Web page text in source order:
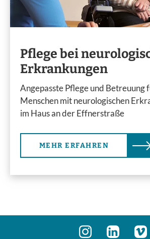
Pflege bei
Erkrankungen
Angepasste Pflege und Betreuung
Menschen mit neurologischen
im Haus an der Effnerstraße
MEHR ERFAHREN